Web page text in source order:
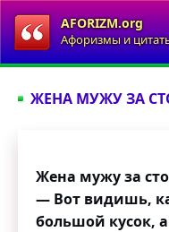
AFORIZM.org
Афоризмы и
ЖЕНА МУЖУ ЗА
Жена мужу за
— Вот видишь,
большой кусок,